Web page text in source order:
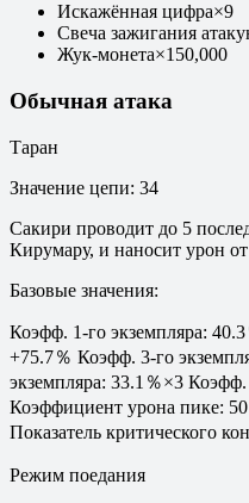
Искажённая цифра×9
Свеча зажигания
Жук-монета×150,000
Обычная атака
Таран
Значение цепи: 34
Сакири проводит до 5
Кирумару, и наносит урон от
Базовые значения:
Коэфф. 1-го экземпляра:
+75.7％ Коэфф. 3-го
экземпляра: 33.1％×3
Коэффициент урона пике:
Показатель критического
Режим поедания